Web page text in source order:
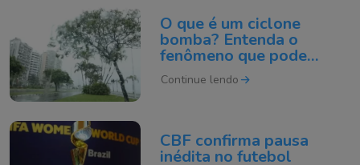
O que é um ciclone
bomba? Entenda o
fenômeno que pode
atingir o Sul do Brasil
Continue lendo
CBF confirma pausa
inédita no futebol